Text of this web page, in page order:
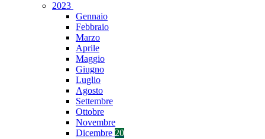
2023
Gennaio
Febbraio
Marzo
Aprile
Maggio
Giugno
Luglio
Agosto
Settembre
Ottobre
Novembre
Dicembre 20